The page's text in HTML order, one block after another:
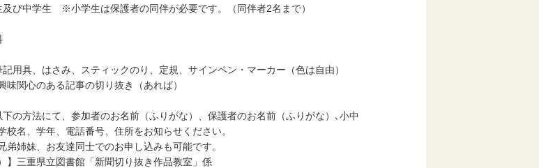
び中学生 ※小学生は保護者の同伴が必要です。（同伴者2名まで）
具、はさみ、スティックのり、定規、サインペン・マーカー（色は自由）
る記事の切り抜き（あれば）
方法にて、参加者のお名前（ふりがな）、保護者のお名前（ふりがな）､小中
電話番号、住所をお知らせください。
達同士でのお申し込みも可能です。
】三重県立図書館「新聞切り抜き作品教室」係